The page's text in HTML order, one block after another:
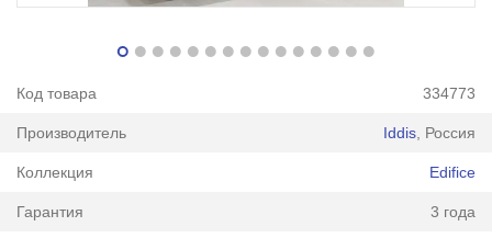
Код товара 334773
Производитель Iddis , Россия
Коллекция Edifice
Гарантия 3 года